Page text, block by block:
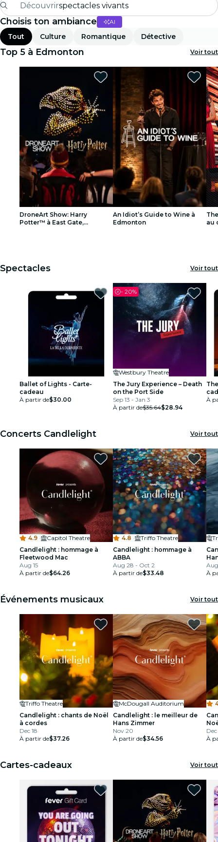
Découvrirspectacles vivants
Madrid
Candlelight
Londres
expériences et villes
São Paulo
expositions
Séoul
visites urbaines
concerts
restaurants
Choisis ton ambiance AI
Tout Culture Romantique Détective
Top 5 à Edmonton Voir tout
DroneArt Show: Harry
Potter™ à East Gate,
An Idiot’s Guide to Wine à
Edmonton
au
Spectacles Voir tout
Ballet of Lights - Carte-
cadeau
À partir de$30.00
- 20%
Westbury Theatre
The Jury Experience – Death
on the Port Side
Sep 13 - Jan 3
À partir de$35.64$28.94
À
Concerts Candlelight Voir tout
4.9 ·
Capitol Theatre
Candlelight : hommage à
Fleetwood Mac
Aug 15
À partir de$64.26
4.8 ·
Triffo Theatre
Candlelight : hommage à
ABBA
Aug 28 - Oct 2
À partir de$33.48
À
Événements musicaux Voir tout
Triffo Theatre
Candlelight : chants de Noël
à cordes
Dec 18
À partir de$37.26
McDougall Auditorium
Candlelight : le meilleur de
Hans Zimmer
Nov 20
À partir de$34.56
Dec
À
Cartes-cadeaux Voir tout